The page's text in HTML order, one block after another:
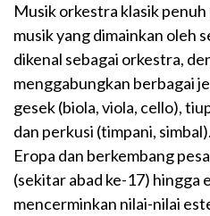
Musik orkestra klasik
musik yang dimainkan oleh
dikenal sebagai orkestra,
menggabungkan berbagai
gesek (biola, viola, cello),
dan perkusi (timpani,
Eropa dan berkembang
(sekitar abad ke-17) hingga
mencerminkan nilai-nilai